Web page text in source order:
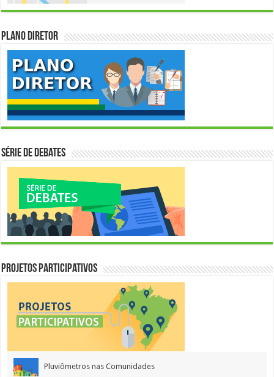
Plano Diretor
Série de Debates
Projetos Participativos
Pluviômetros nas Comunidades